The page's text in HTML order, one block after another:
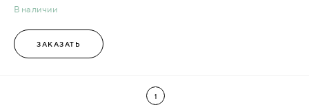
В наличии
ЗАКАЗАТЬ
1